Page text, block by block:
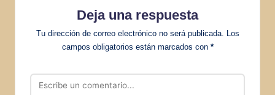
Deja una respuesta
Tu dirección de correo electrónico no será publicada. Los
campos obligatorios están marcados con *